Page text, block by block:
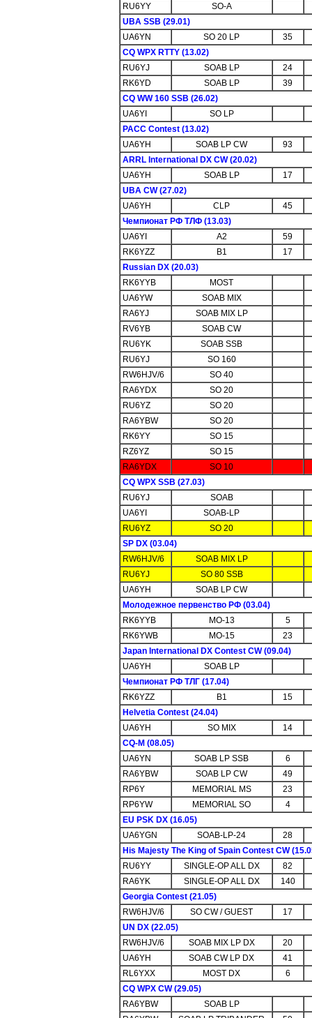
RU6YY
SO-A
UBA SSB (29.01)
UA6YN
SO 20 LP
35
CQ WPX RTTY (13.02)
RU6YJ
SOAB LP
24
RK6YD
SOAB LP
39
CQ WW 160 SSB (26.02)
UA6YI
SO LP
PACC Contest (13.02)
UA6YH
SOAB LP CW
93
ARRL International DX CW (20.02)
UA6YH
SOAB LP
17
UBA CW (27.02)
UA6YH
CLP
45
Чемпионат РФ ТЛФ (13.03)
UA6YI
A2
59
RK6YZZ
B1
17
Russian DX (20.03)
RK6YYB
MOST
UA6YW
SOAB MIX
RA6YJ
SOAB MIX LP
RV6YB
SOAB CW
RU6YK
SOAB SSB
RU6YJ
SO 160
RW6HJV/6
SO 40
RA6YDX
SO 20
RU6YZ
SO 20
RA6YBW
SO 20
RK6YY
SO 15
RZ6YZ
SO 15
RA6YDX
SO 10
CQ WPX SSB (27.03)
RU6YJ
SOAB
UA6YI
SOAB-LP
RU6YZ
SO 20
SP DX (03.04)
RW6HJV/6
SOAB MIX LP
RU6YJ
SO 80 SSB
UA6YH
SOAB LP CW
Молодежное первенство РФ (03.04)
RK6YYB
MO-13
5
RK6YWB
MO-15
23
Japan International DX Contest CW (09.04)
UA6YH
SOAB LP
Чемпионат РФ ТЛГ (17.04)
RK6YZZ
B1
15
Helvetia Contest (24.04)
UA6YH
SO MIX
14
CQ-M (08.05)
UA6YN
SOAB LP SSB
6
RA6YBW
SOAB LP CW
49
RP6Y
MEMORIAL MS
23
RP6YW
MEMORIAL SO
4
EU PSK DX (16.05)
UA6YGN
SOAB-LP-24
28
His Majesty The King of Spain Contest CW
RU6YY
SINGLE-OP ALL DX
82
RA6YK
SINGLE-OP ALL DX
140
Georgia Contest (21.05)
RW6HJV/6
SO CW / GUEST
17
UN DX (22.05)
RW6HJV/6
SOAB MIX LP DX
20
UA6YH
SOAB CW LP DX
41
RL6YXX
MOST DX
6
CQ WPX CW (29.05)
RA6YBW
SOAB LP